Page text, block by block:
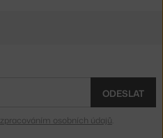
ODESLAT
zpracováním osobních údajů